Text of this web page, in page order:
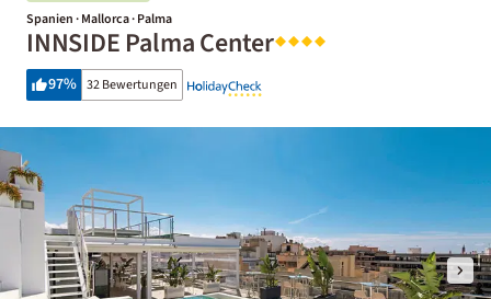
Spanien · Mallorca · Palma
INNSIDE Palma Center
97% 32 Bewertungen